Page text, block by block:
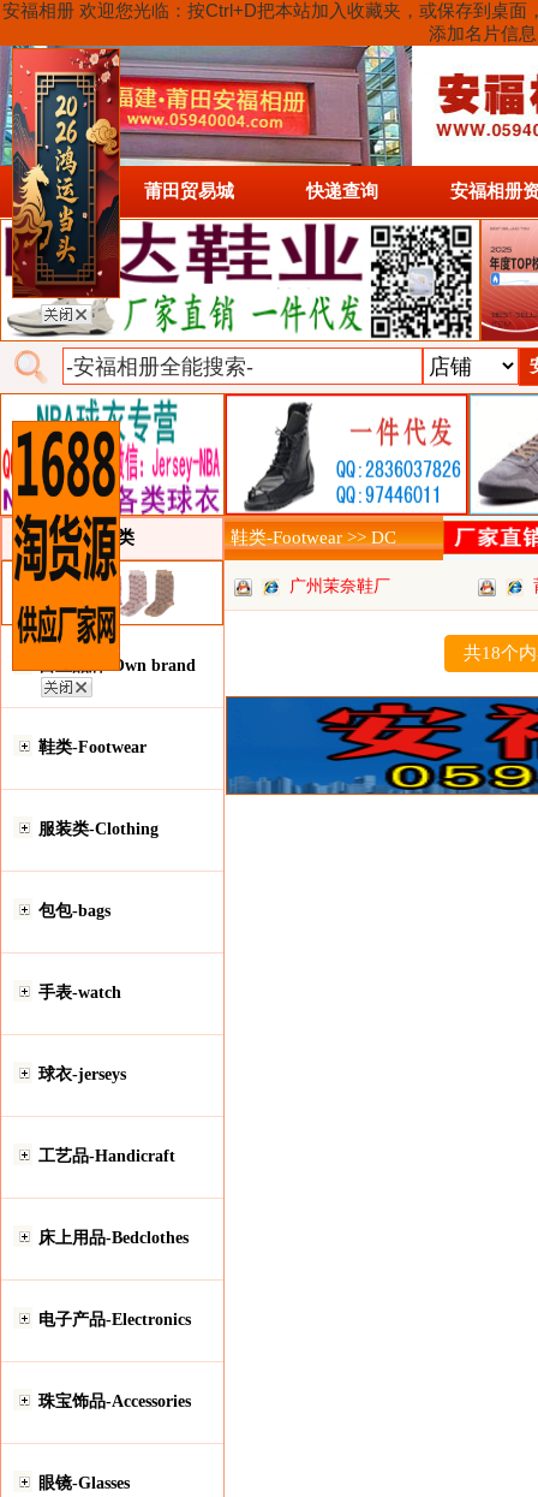
安福相册 欢迎您光临：按Ctrl+D把本站加入收藏夹，或保存到桌
添加名片信
首页 莆田贸易城 快递查询 安福相册
类目详细分类
自主品牌-Own brand
鞋类-Footwear
服装类-Clothing
包包-bags
手表-watch
球衣-jerseys
工艺品-Handicraft
床上用品-Bedclothes
电子产品-Electronics
珠宝饰品-Accessories
眼镜-Glasses
鞋类-Footwear >> DC
广州茉奈鞋厂
共18个